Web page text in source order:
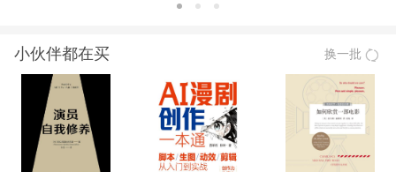
小伙伴都在买 换一批